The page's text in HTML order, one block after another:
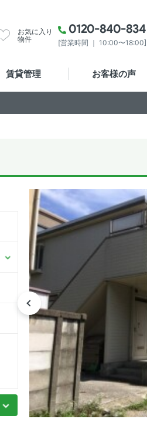
0120-840-834
[営業時間 ｜ 10:00〜18:00]
お気に入り
物件
賃貸管理 お客様の声